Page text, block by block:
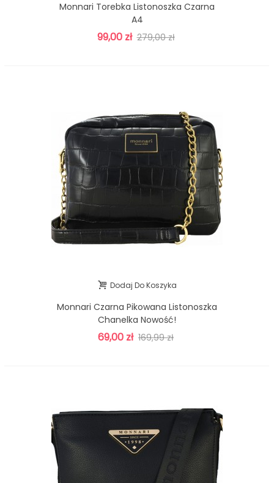
Monnari Torebka Listonoszka Czarna
A4
99,00 zł 279,00 zł
Dodaj Do Koszyka
Monnari Czarna Pikowana Listonoszka
Chanelka Nowość!
69,00 zł 169,99 zł